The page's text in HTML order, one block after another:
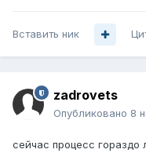
Вставить ник
zadrovets
Опубликовано 8
сейчас процесс гораздо